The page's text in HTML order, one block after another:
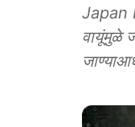
Japan
वायूंमुळे